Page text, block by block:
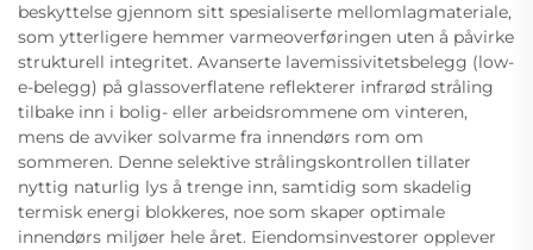
beskyttelse gjennom sitt spesialiserte mellomlagmateriale,
som ytterligere hemmer varmeoverføringen uten å påvirke
strukturell integritet. Avanserte lavemissivitetsbelegg (low-
e-belegg) på glassoverflatene reflekterer infrarød stråling
tilbake inn i bolig- eller arbeidsrommene om vinteren,
mens de avviker solvarme fra innendørs rom om
sommeren. Denne selektive strålingskontrollen tillater
nyttig naturlig lys å trenge inn, samtidig som skadelig
termisk energi blokkeres, noe som skaper optimale
innendørs miljøer hele året. Eiendomsinvestorer opplever